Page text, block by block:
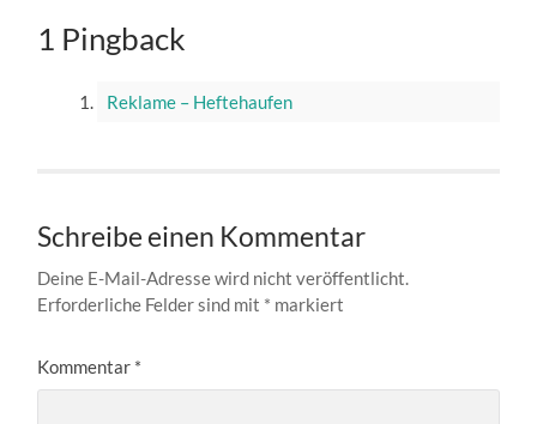
1 Pingback
Reklame – Heftehaufen
Schreibe einen Kommentar
Deine E-Mail-Adresse wird nicht veröffentlicht.
Erforderliche Felder sind mit * markiert
Kommentar *